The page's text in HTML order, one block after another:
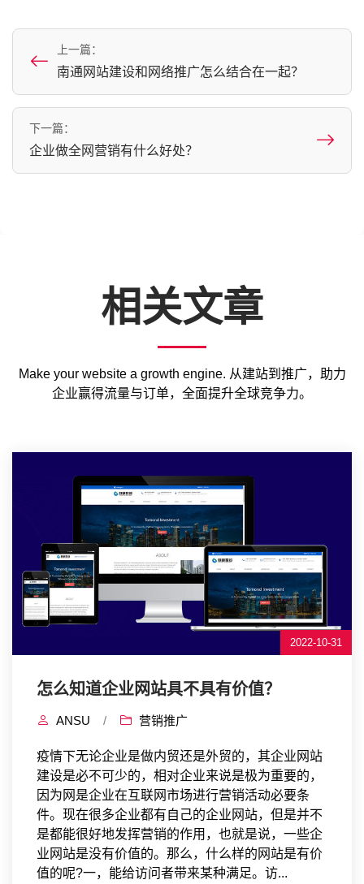
上一篇：
南通网站建设和网络推广怎么结合在一起？
下一篇：
企业做全网营销有什么好处？
相关文章
Make your website a growth engine. 从建站到推广，助力
企业赢得流量与订单，全面提升全球竞争力。
2022-10-31
怎么知道企业网站具不具有价值？
ANSU / 营销推广
疫情下无论企业是做内贸还是外贸的，其企业网站
建设是必不可少的，相对企业来说是极为重要的，
因为网是企业在互联网市场进行营销活动必要条
件。现在很多企业都有自己的企业网站，但是并不
是都能很好地发挥营销的作用，也就是说，一些企
业网站是没有价值的。那么，什么样的网站是有价
值的呢?一，能给访问者带来某种满足。访...